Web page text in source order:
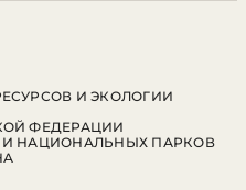
И ЭКОЛОГИИ
ФЕДЕРАЦИИ
НАЦИОНАЛЬНЫХ ПАРКОВ